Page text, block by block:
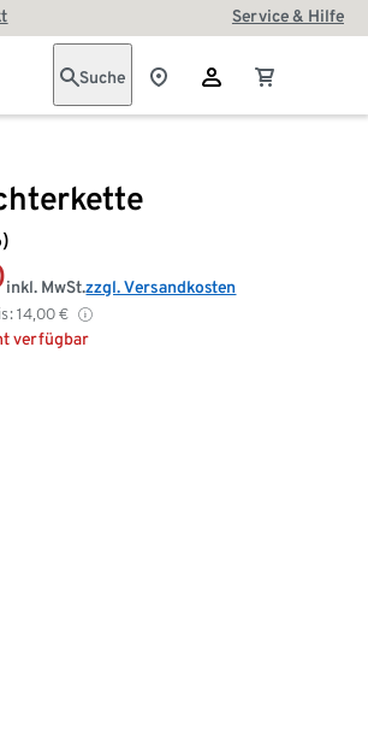
Service & Hilfe
Suche
14,00 €
inkl. MwSt.zzgl. Versandkosten
verfügbar